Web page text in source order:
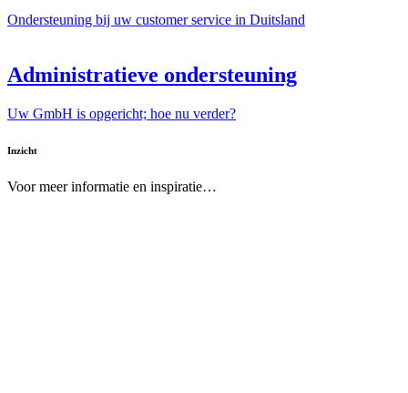
Ondersteuning bij uw customer service in Duitsland
Administratieve ondersteuning
Uw GmbH is opgericht; hoe nu verder?
Inzicht
Voor meer informatie en inspiratie…